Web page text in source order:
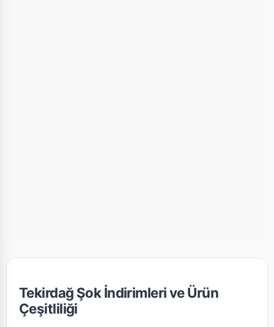
Tekirdağ Şok İndirimleri ve Ürün
Çeşitliliği